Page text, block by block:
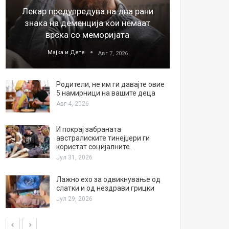
Лекар предупредува на два рани
знака на деменција кои немаат
врска со меморијата
Мајка и Дете Авг 7, 2026
Родители, не им ги давајте овие
5 намирници на вашите деца
Авг 4, 2026
И покрај забраната
австралиските тинејџери ги
користат социјалните…
Јул 31, 2026
Лажно ехо за одвикнување од
слатки и од нездрави грицки
Јул 29, 2026